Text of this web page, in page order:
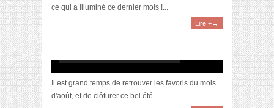
ce qui a illuminé ce dernier mois !...
Lire +→
Il est grand temps de retrouver les favoris du mois
d'août, et de clôturer ce bel été....